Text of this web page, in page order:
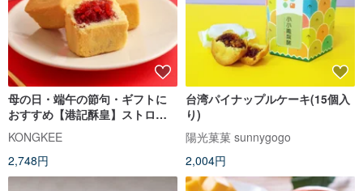
母の日・端午の節句・ギフトに
おすすめ【港記酥皇】ストロベ
リーケーキ 8 個入りギフトボッ
クス
KONGKEE
2,748円
台湾パイナップルケーキ(15個入
り)
陽光菓菓 sunnygogo
2,004円